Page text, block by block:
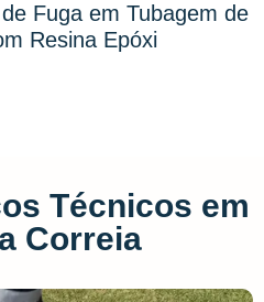
Fuga em Tubagem de
Resina Epóxi
Técnicos em
Correia